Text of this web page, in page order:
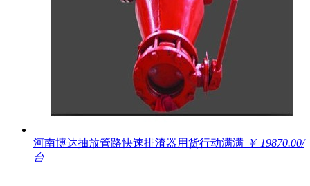
河南博达抽放管路快速排渣器用货行动满满 ￥ 19870.00/
台